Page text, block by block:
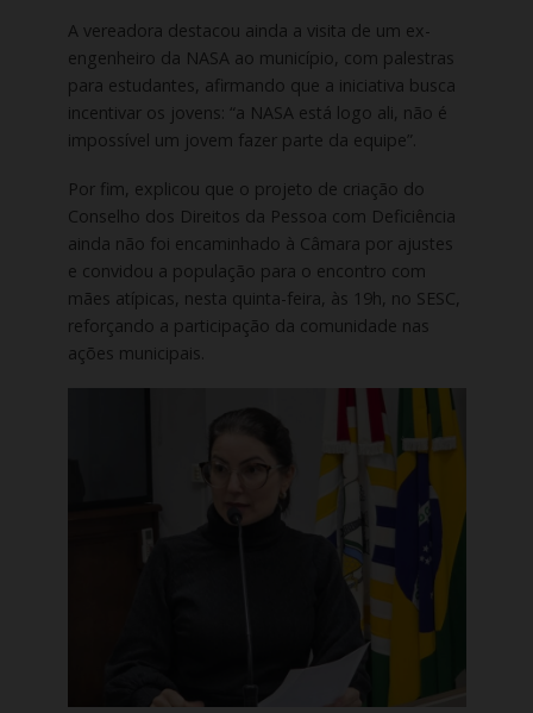
A vereadora destacou ainda a visita de um ex-
engenheiro da NASA ao município, com palestras
para estudantes, afirmando que a iniciativa busca
incentivar os jovens: “a NASA está logo ali, não é
impossível um jovem fazer parte da equipe”.
Por fim, explicou que o projeto de criação do
Conselho dos Direitos da Pessoa com Deficiência
ainda não foi encaminhado à Câmara por ajustes
e convidou a população para o encontro com
mães atípicas, nesta quinta-feira, às 19h, no SESC,
reforçando a participação da comunidade nas
ações municipais.